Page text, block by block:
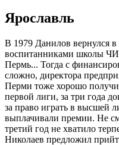
Ярославль
В 1979 Данилов вернулся
воспитанниками школы
Пермь... Тогда с
сложно, директора
Перми тоже хорошо
первой лиги, за три года
за право играть в высшей
выплачивали премии. Не
третий год не хватило
Николаев предложил